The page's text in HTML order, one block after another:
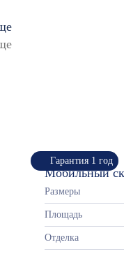
Гарантия 1 год
Мобильный
Размеры
Площадь
Отделка